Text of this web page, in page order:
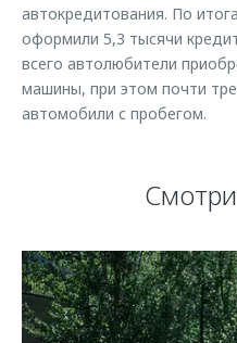
автокредитования. По
оформили 5,3 тысячи
всего автолюбители
машины, при этом почти
автомобили с пробегом.